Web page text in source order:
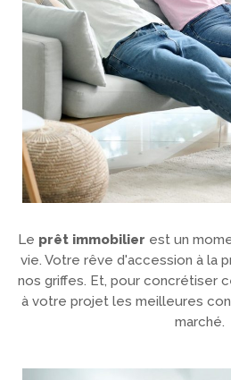
Le prêt immobilier est un
vie. Votre rêve d'accession à la
nos griffes. Et, pour concrétiser
à votre projet les meilleures
marché.